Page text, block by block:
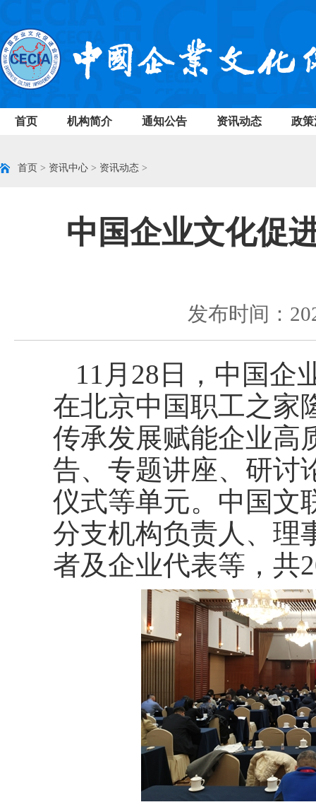
首页 机构简介 通知公告 资讯动态 政
首页 > 资讯中心 > 资讯动态 >
中国企业文化促
发布时间：
11月28日，中国企
在北京中国职工之家
传承发展赋能企业高
告、专题讲座、研讨
仪式等单元。中国文
分支机构负责人、理
者及企业代表等，共